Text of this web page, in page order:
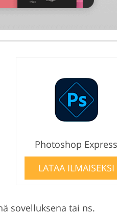
Photoshop Express
LATAA ILMAISEKSI
sovelluksena tai ns.